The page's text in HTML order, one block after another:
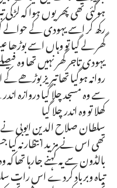
ہوگئی تھی پھر یوں ہوا کہ
رکھ کر اسے یہودی کے
گھر لے گیا تو وہاں اسے بوڑھا
یہودی تاجر گھر نہیں تھا وہ
روانہ ہوگیا تھا تبریز بوڑھے
سے وہ مسجد چلا گیا دروازہ
کھلا تو وہ اندر چلا گیا
سلطان صلاح الدین ایوبی
تھی اس نے مزید انتظار نہ
بالڈون سے یہ کہنے جارہا
تباہ وبرباد کردے اس رات